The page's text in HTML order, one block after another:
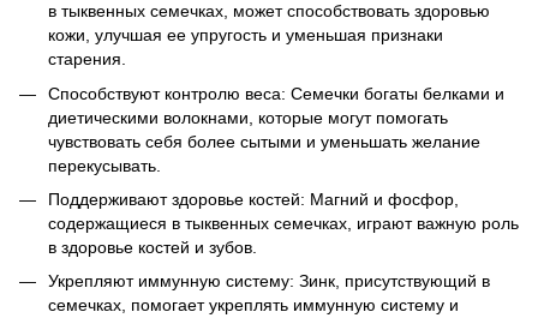
в тыквенных семечках, может способствовать здоровью
кожи, улучшая ее упругость и уменьшая признаки
старения.
Способствуют контролю веса: Семечки богаты белками и
диетическими волокнами, которые могут помогать
чувствовать себя более сытыми и уменьшать желание
перекусывать.
Поддерживают здоровье костей: Магний и фосфор,
содержащиеся в тыквенных семечках, играют важную роль
в здоровье костей и зубов.
Укрепляют иммунную систему: Зинк, присутствующий в
семечках, помогает укреплять иммунную систему и